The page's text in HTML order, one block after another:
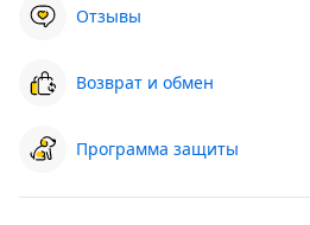
Отзывы
Возврат и обмен
Программа защиты